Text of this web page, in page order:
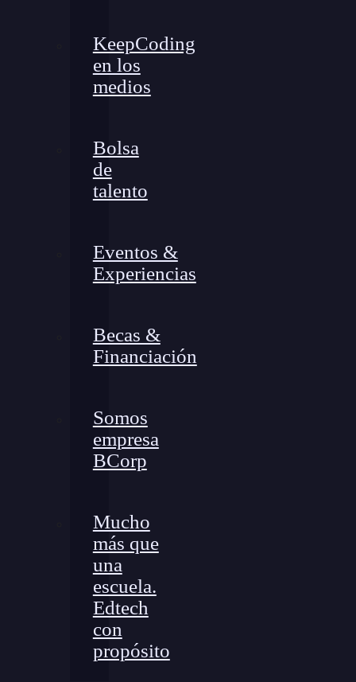
KeepCoding
en los
medios
Bolsa
de
talento
Eventos &
Experiencias
Becas &
Financiación
Somos
empresa
BCorp
Mucho
más que
una
escuela.
Edtech
con
propósito